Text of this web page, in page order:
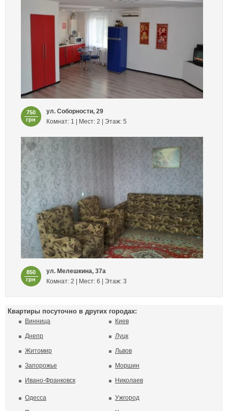
750
грн
ул. Соборности, 29
Комнат: 1 | Мест: 2 | Этаж: 5
850
грн
ул. Мелешкина, 37а
Комнат: 2 | Мест: 6 | Этаж: 3
Квартиры посуточно в других городах:
Винница
Днепр
Житомир
Запорожье
Ивано-Франковск
Киев
Луцк
Львов
Моршин
Николаев
Одесса Ужгород